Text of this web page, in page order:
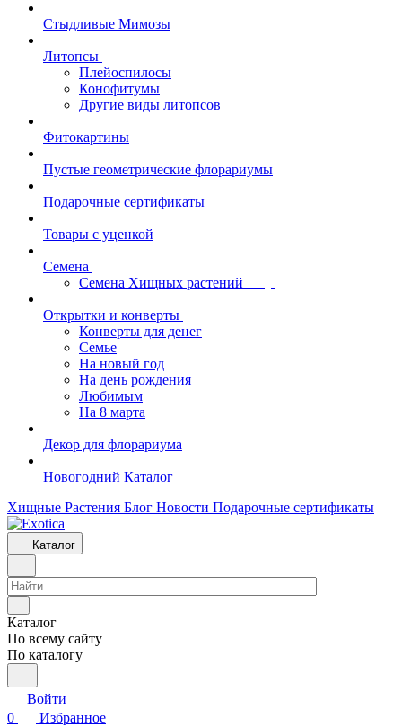
Стыдливые Мимозы
Литопсы
Плейоспилосы
Конофитумы
Другие виды литопсов
Фитокартины
Пустые геометрические флорариумы
Подарочные сертификаты
Товары с уценкой
Семена
Семена Хищных растений
Открытки и конверты
Конверты для денег
Семье
На новый год
На день рождения
Любимым
На 8 марта
Декор для флорариума
Новогодний Каталог
Хищные Растения Блог Новости Подарочные сертификаты
Каталог
Каталог
По всему сайту
По каталогу
Войти
0
Избранное